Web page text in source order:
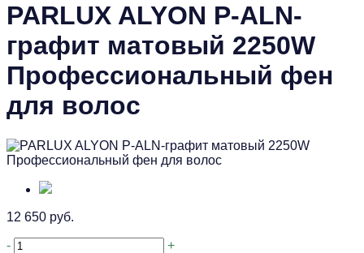
PARLUX ALYON P-ALN-
графит матовый 2250W
Профессиональный фен
для волос
12 650 руб.
- +